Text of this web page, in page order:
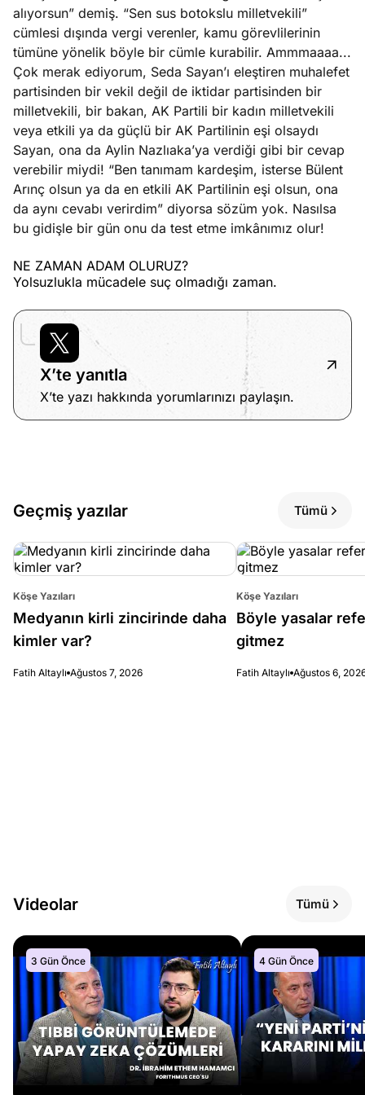
alıyorsun” demiş. “Sen sus botokslu milletvekili”
cümlesi dışında vergi verenler, kamu görevlilerinin
tümüne yönelik böyle bir cümle kurabilir. Ammmaaaa...
Çok merak ediyorum, Seda Sayan’ı eleştiren muhalefet
partisinden bir vekil değil de iktidar partisinden bir
milletvekili, bir bakan, AK Partili bir kadın milletvekili
veya etkili ya da güçlü bir AK Partilinin eşi olsaydı
Sayan, ona da Aylin Nazlıaka’ya verdiği gibi bir cevap
verebilir miydi! “Ben tanımam kardeşim, isterse Bülent
Arınç olsun ya da en etkili AK Partilinin eşi olsun, ona
da aynı cevabı verirdim” diyorsa sözüm yok. Nasılsa
bu gidişle bir gün onu da test etme imkânımız olur!
NE ZAMAN ADAM OLURUZ?
Yolsuzlukla mücadele suç olmadığı zaman.
X’te yanıtla
X’te yazı hakkında yorumlarınızı paylaşın.
Geçmiş yazılar Tümü
Köşe Yazıları
Medyanın kirli zincirinde daha
kimler var?
Fatih Altaylı Ağustos 7, 2026
Köşe Yazıları
Böyle yasalar
gitmez
Fatih Altaylı Ağustos 6,
Videolar Tümü
3 Gün Önce 4 Gün Önce